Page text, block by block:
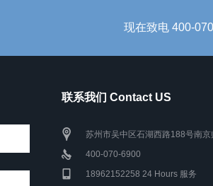
现在致电 400-
联系我们 Contact US
苏州市吴中区石湖西路188号南
400-070-6900
18962152258 24 Hours 服务